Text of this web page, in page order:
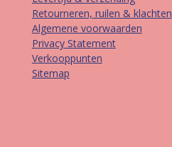
Retourneren, ruilen & klachten
Algemene voorwaarden
Privacy Statement
Verkooppunten
Sitemap